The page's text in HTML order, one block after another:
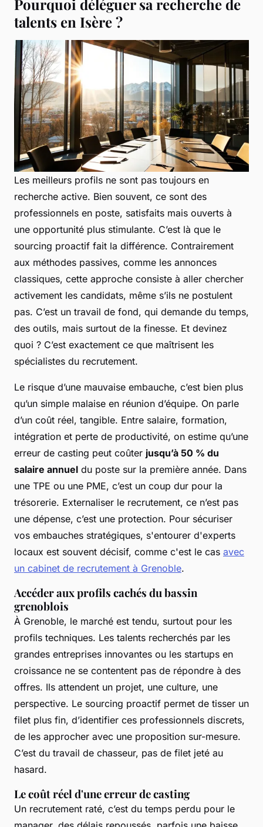
Pourquoi déléguer sa recherche de
talents en Isère ?
Les meilleurs profils ne sont pas toujours en
recherche active. Bien souvent, ce sont des
professionnels en poste, satisfaits mais ouverts à
une opportunité plus stimulante. C’est là que le
sourcing proactif fait la différence. Contrairement
aux méthodes passives, comme les annonces
classiques, cette approche consiste à aller chercher
activement les candidats, même s’ils ne postulent
pas. C’est un travail de fond, qui demande du temps,
des outils, mais surtout de la finesse. Et devinez
quoi ? C’est exactement ce que maîtrisent les
spécialistes du recrutement.
Le risque d’une mauvaise embauche, c’est bien plus
qu’un simple malaise en réunion d’équipe. On parle
d’un coût réel, tangible. Entre salaire, formation,
intégration et perte de productivité, on estime qu’une
erreur de casting peut coûter jusqu’à 50 % du
salaire annuel du poste sur la première année. Dans
une TPE ou une PME, c’est un coup dur pour la
trésorerie. Externaliser le recrutement, ce n’est pas
une dépense, c’est une protection. Pour sécuriser
vos embauches stratégiques, s'entourer d'experts
locaux est souvent décisif, comme c'est le cas avec
un cabinet de recrutement à Grenoble.
Accéder aux profils cachés du bassin
grenoblois
À Grenoble, le marché est tendu, surtout pour les
profils techniques. Les talents recherchés par les
grandes entreprises innovantes ou les startups en
croissance ne se contentent pas de répondre à des
offres. Ils attendent un projet, une culture, une
perspective. Le sourcing proactif permet de tisser un
filet plus fin, d’identifier ces professionnels discrets,
de les approcher avec une proposition sur-mesure.
C’est du travail de chasseur, pas de filet jeté au
hasard.
Le coût réel d'une erreur de casting
Un recrutement raté, c’est du temps perdu pour le